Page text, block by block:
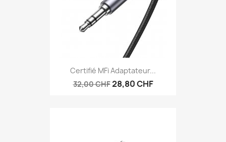
Certifié MFi Adaptateur...
32,00 CHF28,80 CHF